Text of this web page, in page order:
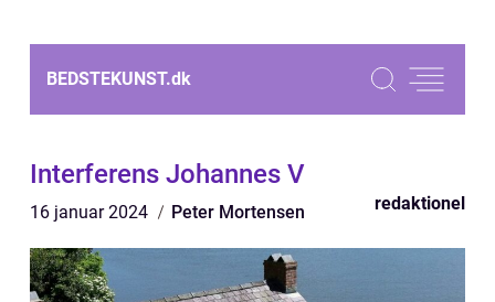
BEDSTEKUNST.dk
Interferens Johannes V
16 januar 2024 Peter Mortensen redaktionel